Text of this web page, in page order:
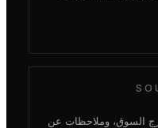
السوق، وملاحظات عن